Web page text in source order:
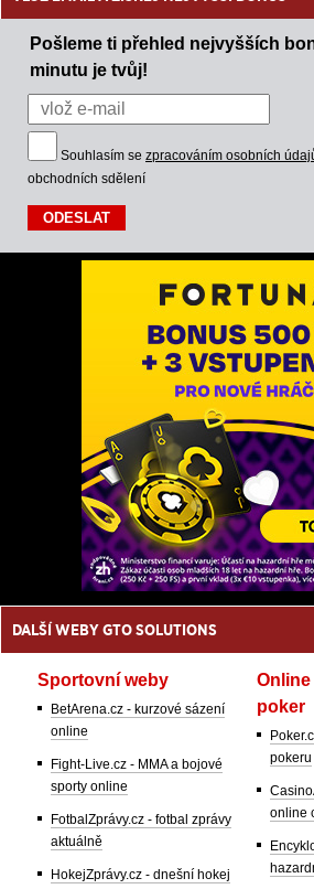
Pošleme ti přehled nejvyšších
minutu je tvůj!
Souhlasím se zpracováním osobních
obchodních sdělení
DALŠÍ WEBY GTO SOLUTIONS
Sportovní weby
BetArena.cz - kurzové sázení
online
Fight-Live.cz - MMA a bojové
sporty online
FotbalZprávy.cz - fotbal zprávy
aktuálně
HokejZprávy.cz - dnešní hokej
poker
pokeru
online